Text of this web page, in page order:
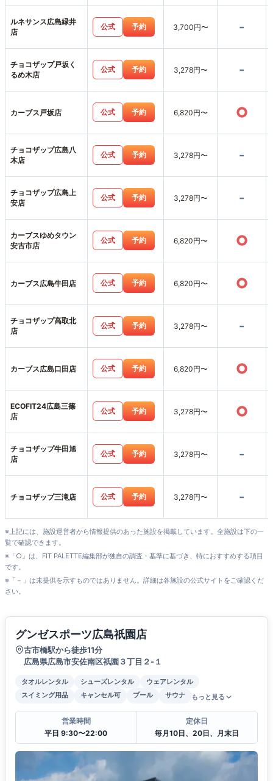
ルネサンス広島緑井
店
公式 予約 3,700円〜 -
チョコザップ戸坂く
るめ木店
公式 予約 3,278円〜 -
カーブス戸坂店 公式 予約 6,820円〜 ○
チョコザップ広島八
木店
公式 予約 3,278円〜 -
チョコザップ広島上
安店
公式 予約 3,278円〜 -
カーブスゆめタウン
安古市店
公式 予約 6,820円〜 ○
カーブス広島牛田店 公式 予約 6,820円〜 ○
チョコザップ高取北
店
公式 予約 3,278円〜 -
カーブス広島口田店 公式 予約 6,820円〜 ○
ECOFIT24広島三篠
店
公式 予約 3,278円〜 ○
チョコザップ牛田旭
店
公式 予約 3,278円〜 -
チョコザップ三滝店 公式 予約 3,278円〜 -
※上記には、施設運営者から情報提供のあった施設を掲載しています。全施設は下の一
覧で確認できます。
※「○」は、FIT PALETTE編集部が独自の調査・基準に基づき、特におすすめする項目
です。
※「－」は未提供を示すものではありません。詳細は各施設の公式サイトをご確認くだ
さい。
グンゼスポーツ広島祇園店
古市橋駅から徒歩11分
広島県広島市安佐南区祇園３丁目２-１
タオルレンタル シューズレンタル
ウェアレンタル
スイミング用品
キャンセル可 プール サウナ もっと見る
営業時間
平日 9:30〜22:00
定休日
毎月10日、20日、月末日